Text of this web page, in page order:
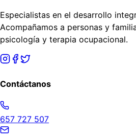
Especialistas en el desarrollo
Acompañamos a personas y
psicología y terapia ocupacional.
Contáctanos
657 727 507